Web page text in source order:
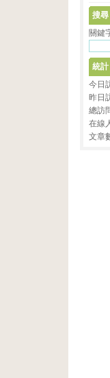
搜尋
關鍵
統計
今日
昨日
總訪
在線
文章